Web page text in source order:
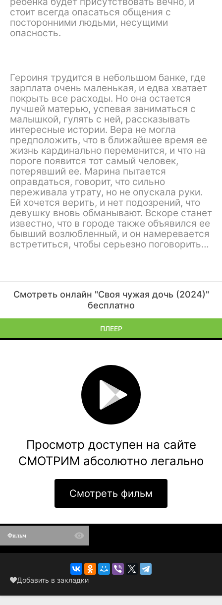
стоит всегда опасаться общения с
посторонними людьми, несущими
опасность.
Героиня трудится в небольшом банке, где
зарплата очень маленькая, и едва хватает
покрыть все расходы. Но она остается
лучшей матерью, успевая заниматься с
малышкой, гулять с ней, рассказывать
интересные истории. Вера не могла
предположить, что в ближайшее время ее
жизнь кардинально переменится, и что на
пороге появится тот самый человек,
потерявший ее. Марина пытается
оправдаться, говорит, что сильно
переживала утрату, но не опускала руки.
Ей хочется верить, и нет подозрений, что
девушку вновь обманывают. Вскоре станет
известно, что в городе также объявился ее
бывший возлюбленный, и он намеревается
встретиться, чтобы серьезно поговорить…
Смотреть онлайн "Своя чужая дочь (2024)"
бесплатно
ПЛЕЕР
Просмотр доступен на сайте
СМОТРИМ абсолютно легально
Смотреть фильм
Фильм
Добавить в закладки